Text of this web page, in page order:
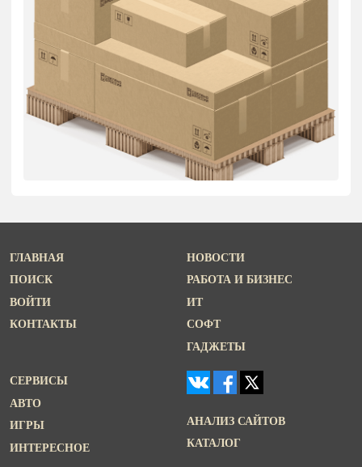
ГЛАВНАЯ
ПОИСК
ВОЙТИ
КОНТАКТЫ
НОВОСТИ
РАБОТА И БИЗНЕС
ИТ
СОФТ
ГАДЖЕТЫ
СЕРВИСЫ
АВТО
ИГРЫ
ИНТЕРЕСНОЕ
АНАЛИЗ САЙТОВ
КАТАЛОГ